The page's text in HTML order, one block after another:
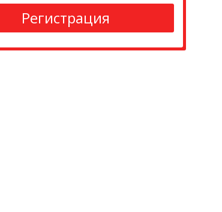
Регистрация